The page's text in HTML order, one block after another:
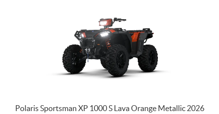
Polaris Sportsman XP 1000 S Lava Orange Metallic 2026